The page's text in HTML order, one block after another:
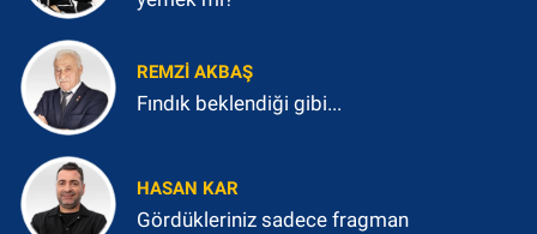
REMZI AKBAŞ
Fındık beklendiği gibi...
HASAN KAR
Gördükleriniz sadece fragman